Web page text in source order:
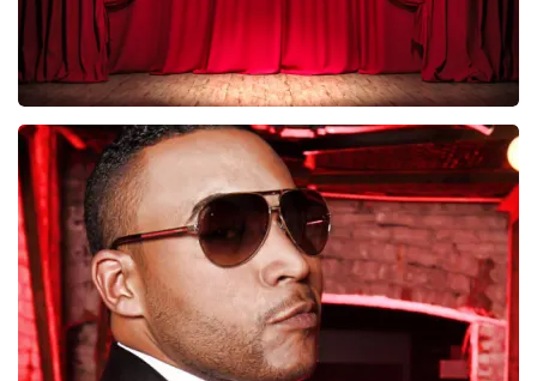
Job Knoester
247laatste 30 minuten
BESTEL NU